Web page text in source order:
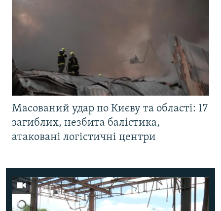
Масований удар по Києву та області: 17
загиблих, незбита балістика,
атаковані логістичні центри